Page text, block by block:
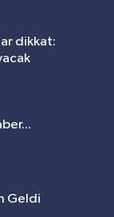
dikkat:
Geldi